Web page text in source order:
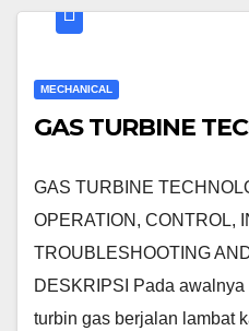
MECHANICAL
GAS TURBINE
GAS TURBINE
OPERATION, CONTROL,
TROUBLESHOOTING
DESKRIPSI Pada
turbin gas berjalan lambat